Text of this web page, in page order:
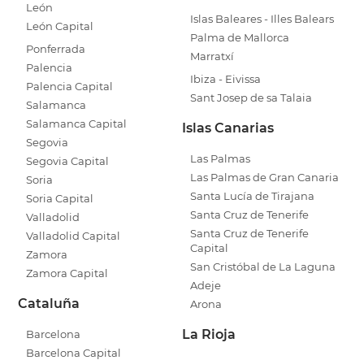
León
León Capital
Ponferrada
Palencia
Palencia Capital
Salamanca
Salamanca Capital
Segovia
Segovia Capital
Soria
Soria Capital
Valladolid
Valladolid Capital
Zamora
Zamora Capital
Cataluña
Barcelona
Barcelona Capital
Islas Baleares - Illes Balears
Palma de Mallorca
Marratxí
Ibiza - Eivissa
Sant Josep de sa Talaia
Islas Canarias
Las Palmas
Las Palmas de Gran Canaria
Santa Lucía de Tirajana
Santa Cruz de Tenerife
Santa Cruz de Tenerife
Capital
San Cristóbal de La Laguna
Adeje
Arona
La Rioja